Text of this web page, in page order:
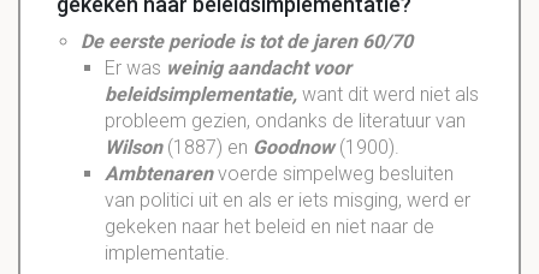
De eerste periode is tot de jaren 60/70
Er was weinig aandacht voor
beleidsimplementatie, want dit werd niet als
probleem gezien, ondanks de literatuur van
Wilson(1887) en Goodnow(1900).
Ambtenarenvoerde simpelweg besluiten
van politici uit en als er iets misging, werd er
gekeken naar het beleid en niet naar de
implementatie.